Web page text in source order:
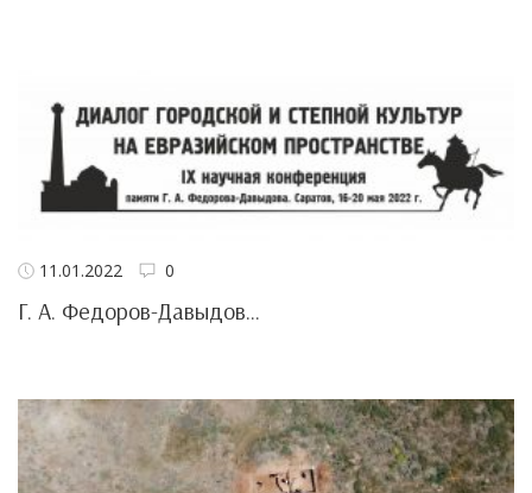
11.01.2022 0
Г. А. Федоров-Давыдов...